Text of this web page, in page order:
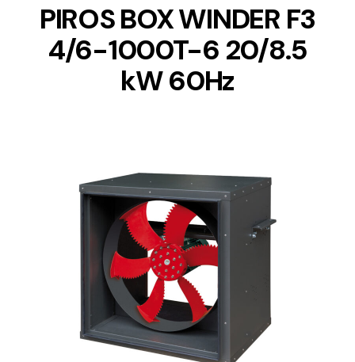
PIROS BOX WINDER F3
4/6-1000T-6 20/8.5
kW 60Hz
DETAILS